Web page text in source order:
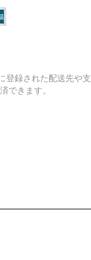
登録された配送先や支
できます。